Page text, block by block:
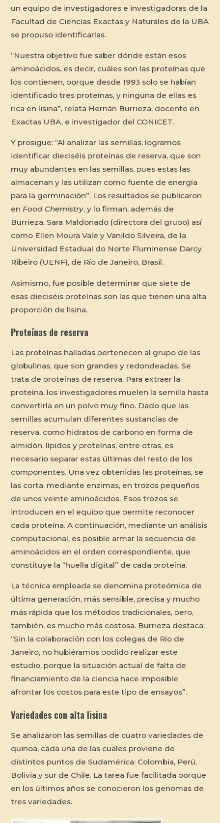
un equipo de investigadores e investigadoras de la
Facultad de Ciencias Exactas y Naturales de la UBA
se propuso identificarlas.
“Nuestra objetivo fue saber dónde están esos
aminoácidos, es decir, cuáles son las proteínas que
los contienen, porque desde 1993 solo se habían
identificado tres proteínas, y ninguna de ellas es
rica en lisina”, relata Hernán Burrieza, docente en
Exactas UBA, e investigador del CONICET.
Y prosigue: “Al analizar las semillas, logramos
identificar dieciséis proteínas de reserva, que son
muy abundantes en las semillas, pues estas las
almacenan y las utilizan como fuente de energía
para la germinación”. Los resultados se publicaron
en Food Chemistry, y lo firman, además de
Burrieza, Sara Maldonado (directora del grupo) así
como Ellen Moura Vale y Vanildo Silveira, de la
Universidad Estadual do Norte Fluminense Darcy
Ribeiro (UENF), de Río de Janeiro, Brasil.
Asimismo, fue posible determinar que siete de
esas dieciséis proteínas son las que tienen una alta
proporción de lisina.
Proteínas de reserva
Las proteínas halladas pertenecen al grupo de las
globulinas, que son grandes y redondeadas. Se
trata de proteínas de reserva. Para extraer la
proteína, los investigadores muelen la semilla hasta
convertirla en un polvo muy fino. Dado que las
semillas acumulan diferentes sustancias de
reserva, como hidratos de carbono en forma de
almidón, lípidos y proteínas, entre otras, es
necesario separar estas últimas del resto de los
componentes. Una vez obtenidas las proteínas, se
las corta, mediante enzimas, en trozos pequeños
de unos veinte aminoácidos. Esos trozos se
introducen en el equipo que permite reconocer
cada proteína. A continuación, mediante un análisis
computacional, es posible armar la secuencia de
aminoácidos en el orden correspondiente, que
constituye la “huella digital” de cada proteína.
La técnica empleada se denomina proteómica de
última generación, más sensible, precisa y mucho
más rápida que los métodos tradicionales, pero,
también, es mucho más costosa. Burrieza destaca:
“Sin la colaboración con los colegas de Río de
Janeiro, no hubiéramos podido realizar este
estudio, porque la situación actual de falta de
financiamiento de la ciencia hace imposible
afrontar los costos para este tipo de ensayos”.
Variedades con alta lisina
Se analizaron las semillas de cuatro variedades de
quinoa, cada una de las cuales proviene de
distintos puntos de Sudamérica: Colombia, Perú,
Bolivia y sur de Chile. La tarea fue facilitada porque
en los últimos años se conocieron los genomas de
tres variedades.